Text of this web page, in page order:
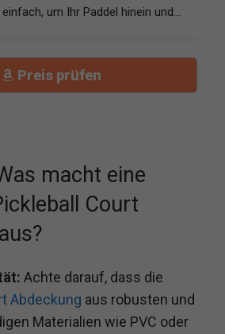
um Ihr Paddel hinein und...
Preis prüfen
macht eine
Court
Achte darauf, dass die
Abdeckung aus robusten und
Materialien wie PVC oder